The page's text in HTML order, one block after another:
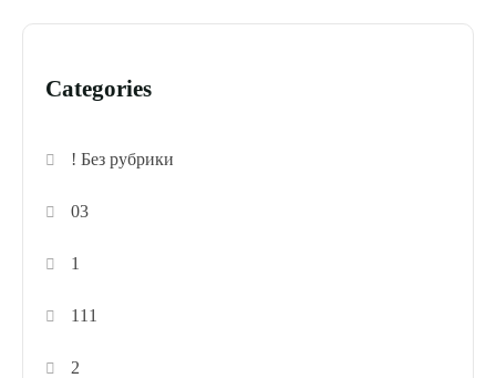
Categories
! Без рубрики
03
1
111
2